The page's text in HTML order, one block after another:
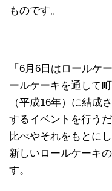
ものです。
「6月6日はロールケ
ールケーキを通して
（平成16年）に結成
するイベントを行う
比べやそれをもとに
新しいロールケーキ
す。